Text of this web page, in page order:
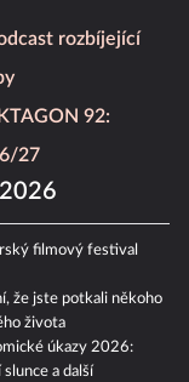
rozbíjející
92:
27
filmový festival
že jste potkali někoho
života
úkazy 2026:
a další